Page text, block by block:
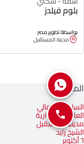
بلوم فيلدز
بواسطة تطوير مصر
مدينة المستقبل
المناطق
الساحل الشمالي
العاصمة الإدارية
مدينة المستقبل
الشيخ زايد
٦ أكتوبر